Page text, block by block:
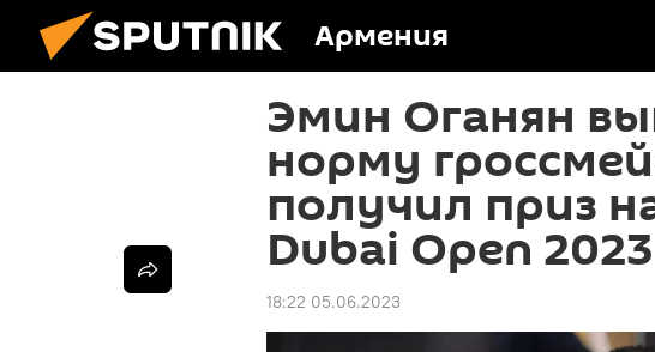
Армения
Эмин Оганян
норму
получил приз
Dubai Open 2023
18:22 05.06.2023